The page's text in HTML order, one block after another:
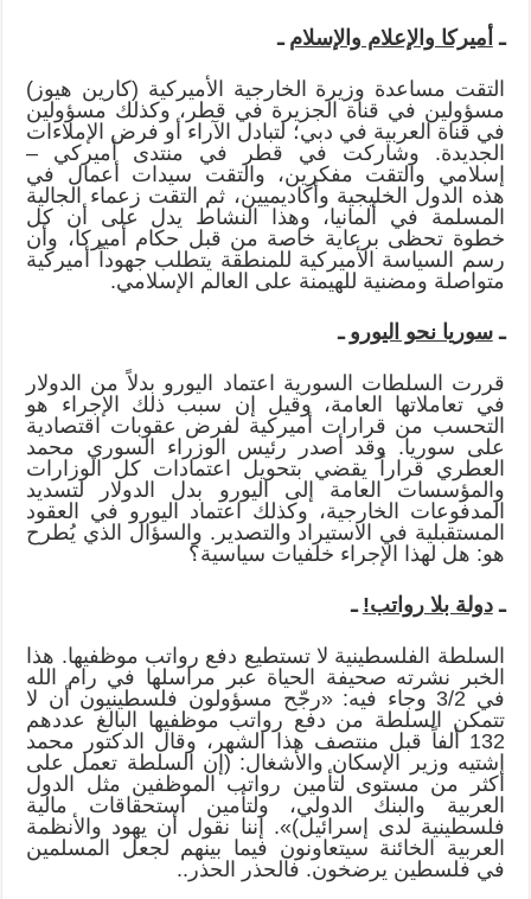
ـ أميركا والإعلام والإسلام ـ
التقت مساعدة وزيرة الخارجية الأميركية (كارين هيوز)
مسؤولين في قناة الجزيرة في قطر، وكذلك مسؤولين
في قناة العربية في دبي؛ لتبادل الآراء أو فرض الإملاءات
الجديدة. وشاركت في قطر في منتدى أميركي –
إسلامي والتقت مفكرين، والتقت سيدات أعمال في
هذه الدول الخليجية وأكاديميين، ثم التقت زعماء الجالية
المسلمة في ألمانيا، وهذا النشاط يدل على أن كل
خطوة تحظى برعاية خاصة من قبل حكام أميركا، وأن
رسم السياسة الأميركية للمنطقة يتطلب جهوداً أميركية
متواصلة ومضنية للهيمنة على العالم الإسلامي.
ـسوريا نحو اليورو ـ
قررت السلطات السورية اعتماد اليورو بدلاً من الدولار
في تعاملاتها العامة، وقيل إن سبب ذلك الإجراء هو
التحسب من قرارات أميركية لفرض عقوبات اقتصادية
على سوريا. وقد أصدر رئيس الوزراء السوري محمد
العطري قراراً يقضي بتحويل اعتمادات كل الوزارات
والمؤسسات العامة إلى اليورو بدل الدولار لتسديد
المدفوعات الخارجية، وكذلك اعتماد اليورو في العقود
المستقبلية في الاستيراد والتصدير. والسؤال الذي يُطرح
هو: هل لهذا الإجراء خلفيات سياسية؟
ـدولة بلا رواتب! ـ
السلطة الفلسطينية لا تستطيع دفع رواتب موظفيها. هذا
الخبر نشرته صحيفة الحياة عبر مراسلها في رام الله
في 3/2 وجاء فيه: «رجّح مسؤولون فلسطينيون أن لا
تتمكن السلطة من دفع رواتب موظفيها البالغ عددهم
132 ألفاً قبل منتصف هذا الشهر، وقال الدكتور محمد
اشتيه وزير الإسكان والأشغال: (إن السلطة تعمل على
أكثر من مستوى لتأمين رواتب الموظفين مثل الدول
العربية والبنك الدولي، ولتأمين استحقاقات مالية
فلسطينية لدى إسرائيل)». إننا نقول أن يهود والأنظمة
العربية الخائنة سيتعاونون فيما بينهم لجعل المسلمين
في فلسطين يرضخون. فالحذر الحذر..